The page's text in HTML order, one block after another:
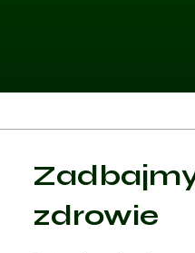
zdrowie